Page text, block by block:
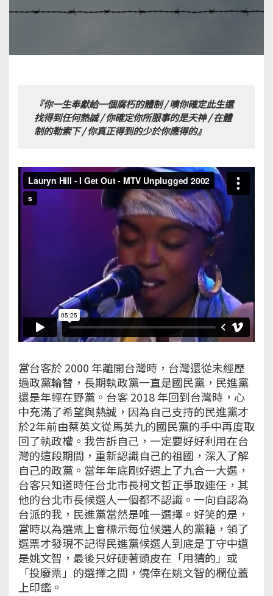
『你一生奉獻給一個腐朽的體制 / 噢你確定此生還
找得到任何熱誠 / 你確定你所服事的是天神 / 在體
制的勒索下 / 你真正得到的少於你應得的』
當台客於 2000 年離開台灣時，台灣還從未經歷
過政黨輪替，長期執政黨一直是國民黨，民進黨
還是年輕在野黨。台客 2018 年回到台灣時，心
中充滿了希望與熱誠，因為自己支持的民進黨才
於2年前由蔡英文從馬英九的國民黨的手中再度取
回了執政權。我告訴自己，一定要好好利用在台
灣的這段期間，重新認識自己的祖國，深入了解
自己的政黨。當年年底剛好遇上了九合一大選，
台客只知道時任台北市長柯文哲正爭取連任，其
他的台北市長候選人一個都不認識。一向自認為
台派的我，民進黨當然是唯一選擇。好笑的是，
當時以為選票上會標示每位候選人的黨籍，領了
選票才發現不記得民進黨候選人到底是丁守中還
是姚文智，最後只好硬著頭皮在「用猜的」或
「投廢票」的選擇之間，僥倖在姚文智的欄位蓋
上印鑑。